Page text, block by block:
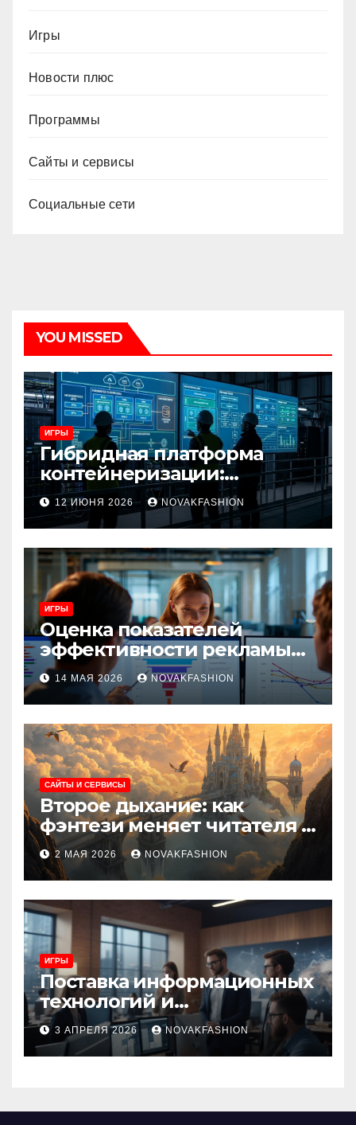
Игры
Новости плюс
Программы
Сайты и сервисы
Социальные сети
YOU MISSED
ИГРЫ
Гибридная платформа
контейнеризации:
архитектура, особенности
и сценарии использования
12 ИЮНЯ 2026 NOVAKFASHION
ИГРЫ
Оценка показателей
эффективности рекламы
при атрибуции
множественных точек
касания
14 МАЯ 2026 NOVAKFASHION
САЙТЫ И СЕРВИСЫ
Второе дыхание: как
фэнтези меняет читателя и
культуру
2 МАЯ 2026 NOVAKFASHION
ИГРЫ
Поставка информационных
технологий и
инновационные решения
3 АПРЕЛЯ 2026 NOVAKFASHION